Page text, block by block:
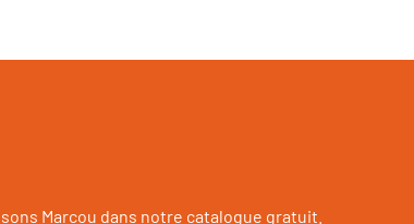
Marcou dans notre catalogue gratuit.